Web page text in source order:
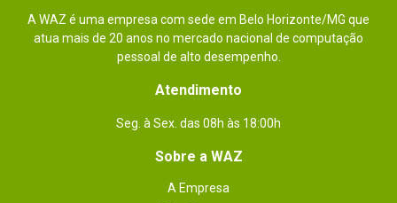
podem ser aplicados.
Número de jogadores suportados
Single Player: 1
Ação, Aventura
Requisitos (mínimo)
Microsoft Xbox 360 (NTSC)
Espaço livre para salvar o jogo: 288KB
Inglês
A WAZ é uma empresa com sede em Belo Horizonte/MG que
atua mais de 20 anos no mercado nacional de computação
pessoal de alto desempenho.
Atendimento
Seg. à Sex. das 08h às 18:00h
Sobre a WAZ
A Empresa